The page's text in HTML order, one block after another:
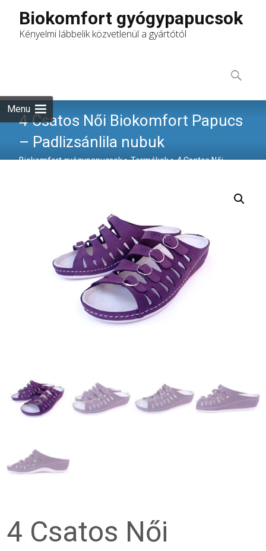
Biokomfort gyógypapucsok
Kényelmi lábbelik közvetlenül a gyártótól
Menu
to
content
Keresés:
4 Csatos Női Biokomfort Papucs
– Padlizsánlila nubuk
Biokomfort gyógypapucsok>Termékek>4 Csatos Női
4 Csatos Női